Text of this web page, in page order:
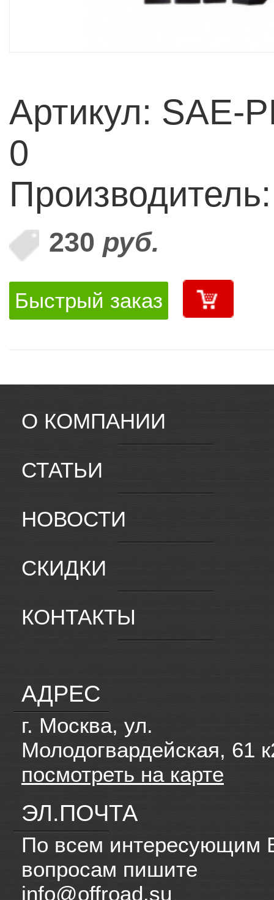
Артикул: SAE-
0
230 руб.
Быстрый заказ
О КОМПАНИИ
СТАТЬИ
НОВОСТИ
СКИДКИ
КОНТАКТЫ
АДРЕС
г. Москва, ул.
Молодогвардейская, 61
посмотреть на карте
ЭЛ.ПОЧТА
По всем интересующим
вопросам пишите
info@offroad.su